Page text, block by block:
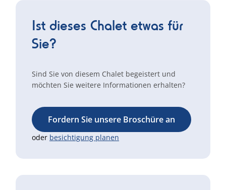
Ist dieses Chalet etwas für
Sie?
Sind Sie von diesem Chalet begeistert und
möchten Sie weitere Informationen erhalten?
Fordern Sie unsere Broschüre an
oder besichtigung planen